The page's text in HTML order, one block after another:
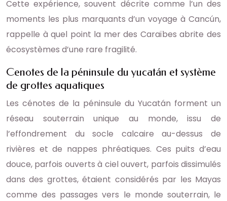
Cette expérience, souvent décrite comme l’un des
moments les plus marquants d’un voyage à Cancún,
rappelle à quel point la mer des Caraïbes abrite des
écosystèmes d’une rare fragilité.
Cenotes de la péninsule du yucatán et système
de grottes aquatiques
Les cénotes de la péninsule du Yucatán forment un
réseau souterrain unique au monde, issu de
l’effondrement du socle calcaire au-dessus de
rivières et de nappes phréatiques. Ces puits d’eau
douce, parfois ouverts à ciel ouvert, parfois dissimulés
dans des grottes, étaient considérés par les Mayas
comme des passages vers le monde souterrain, le